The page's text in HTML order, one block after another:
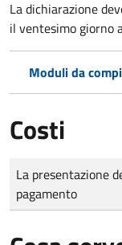
La dichiarazione
il ventesimo giorno
Moduli da
Costi
Tipo di pagamento
Importo
La presentazione
pagamento